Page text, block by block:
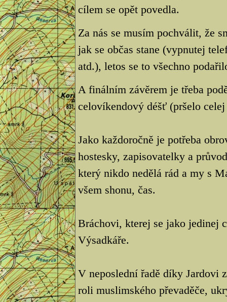
cílem se opět povedla.
Za nás se musím pochválit, že
jak se občas stane (vypnutej
atd.), letos se to všechno
A finálním závěrem je třeba
celovíkendový déšť (pršelo
Jako každoročně je potřeba
hostesky, zapisovatelky a
který nikdo nedělá rád a my s
všem shonu, čas.
Bráchovi, kterej se jako jedinej
Výsadkáře.
V neposlední řadě díky Jardovi
roli muslimského převaděče,